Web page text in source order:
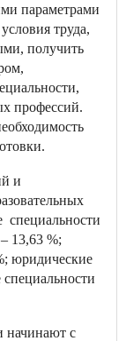
параметрами
труда,
получить
профессий.
и
специальности
13,63 %;
юридические
начинают с